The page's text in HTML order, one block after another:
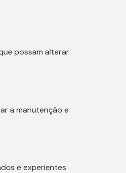
possam alterar
a manutenção e
e experientes